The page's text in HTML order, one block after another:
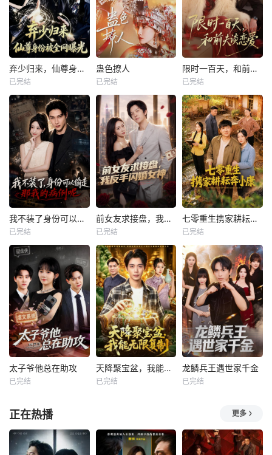
弃少归来，仙尊身份被全网曝光
已完结
蛊色撩人
已完结
限时一百天，和前夫谈恋爱
已完结
我不装了身份可以偷走那我的病例呢
已完结
前女友求接盘，我反手闪婚女神
已完结
七零重生携家耕耘奔小康
已完结
太子爷他总在助攻
已完结
天降聚宝盆，我能无限复制
已完结
龙鳞兵王遇世家千金
已完结
正在热播 更多